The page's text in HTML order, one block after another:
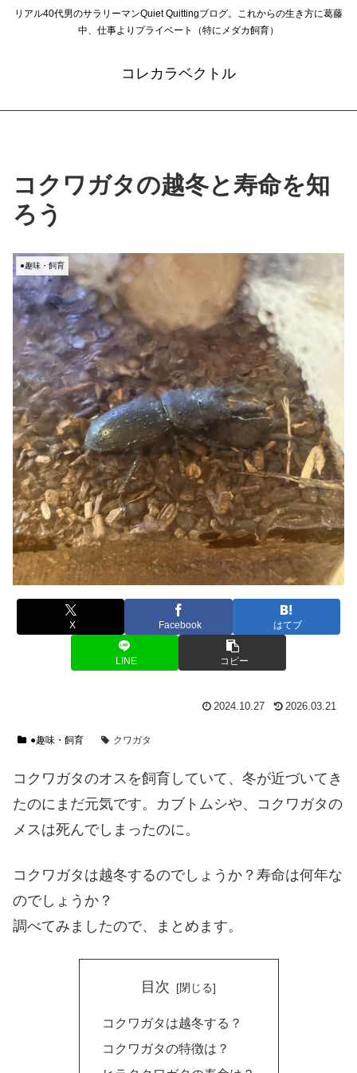
リアル40代男のサラリーマンQuiet Quittingブログ。これからの生き方に葛藤
中、仕事よりプライベート（特にメダカ飼育）
コレカラベクトル
コクワガタの越冬と寿命を知
ろう
●趣味・飼育
X Facebook はてブ
LINE コピー
2024.10.27 2026.03.21
●趣味・飼育 クワガタ
コクワガタのオスを飼育していて、冬が近づいてき
たのにまだ元気です。カブトムシや、コクワガタの
メスは死んでしまったのに。
コクワガタは越冬するのでしょうか？寿命は何年な
のでしょうか？
調べてみましたので、まとめます。
目次
コクワガタは越冬する？
コクワガタの特徴は？